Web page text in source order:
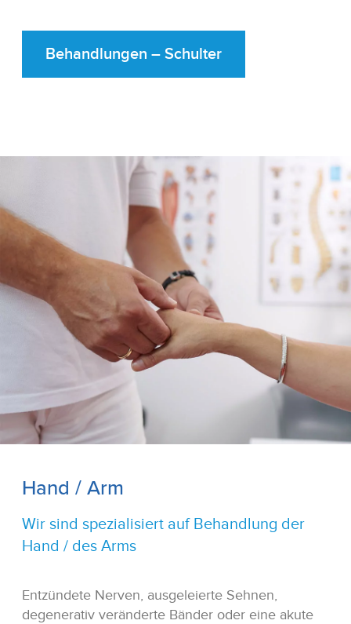
Behandlungen – Schulter
Hand / Arm
Wir sind spezialisiert auf Behandlung der
Hand / des Arms
Entzündete Nerven, ausgeleierte Sehnen,
degenerativ veränderte Bänder oder eine akute